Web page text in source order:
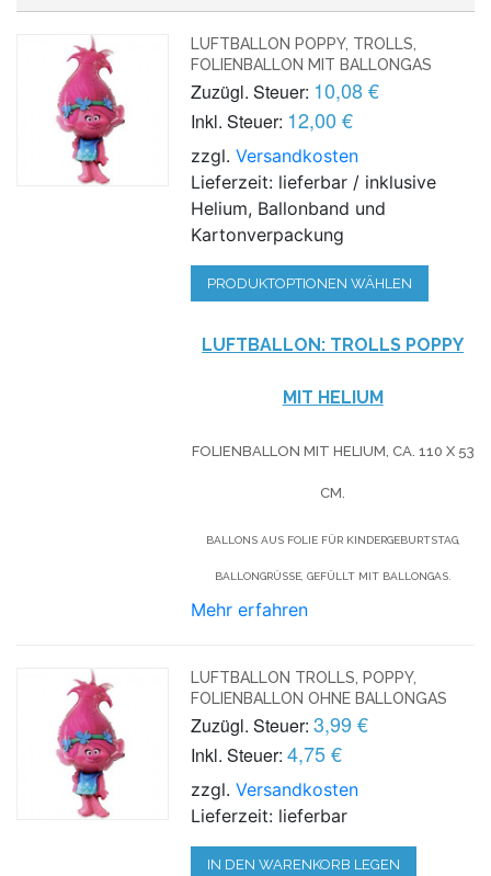
LUFTBALLON POPPY, TROLLS,
FOLIENBALLON MIT BALLONGAS
Zuzügl. Steuer: 10,08 €
Inkl. Steuer: 12,00 €
zzgl.Versandkosten
Lieferzeit: lieferbar / inklusive
Helium, Ballonband und
Kartonverpackung
PRODUKTOPTIONEN WÄHLEN
LUFTBALLON: TROLLS POPPY
MIT HELIUM
FOLIENBALLON MIT HELIUM, CA. 110 X 53
CM.
BALLONS AUS FOLIE FÜR KINDERGEBURTSTAG,
BALLONGRÜSSE, GEFÜLLT MIT BALLONGAS.
Mehr erfahren
LUFTBALLON TROLLS, POPPY,
FOLIENBALLON OHNE BALLONGAS
Zuzügl. Steuer: 3,99 €
Inkl. Steuer: 4,75 €
zzgl.Versandkosten
Lieferzeit: lieferbar
IN DEN WARENKORB LEGEN